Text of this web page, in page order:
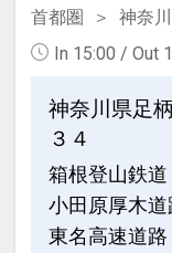
首都圏 神奈
In 15:00 / Out
神奈川県足
３４
箱根登山鉄
小田原厚木
東名高速道